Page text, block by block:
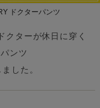
ドクターパンツ
クターが休日に穿く
ンツ
した。